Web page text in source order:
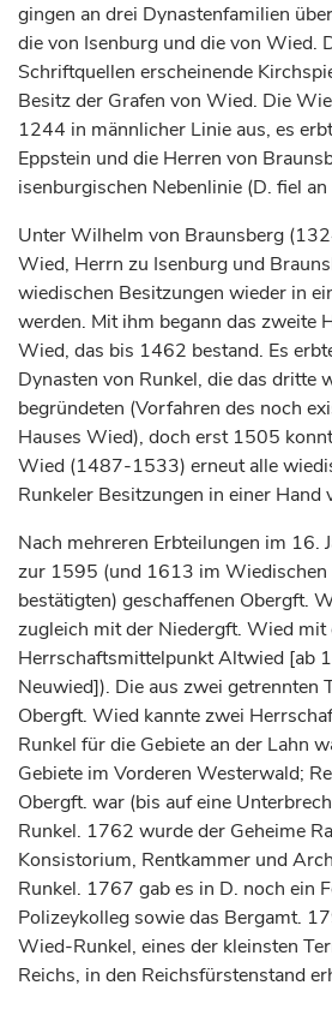
gingen an drei Dynastenfamilien
die von Isenburg und die von Wied.
Schriftquellen erscheinende
Besitz der Grafen von Wied. Die
1244 in männlicher Linie aus, es
Eppstein und die Herren von
isenburgischen Nebenlinie (D. fiel an
Unter Wilhelm von Braunsberg
Wied, Herrn zu Isenburg und
wiedischen Besitzungen wieder in
werden. Mit ihm begann das zweite
Wied, das bis 1462 bestand. Es
Dynasten von Runkel, die das dritte
begründeten (Vorfahren des noch
Hauses Wied), doch erst 1505
Wied (1487-1533) erneut alle
Runkeler Besitzungen in einer Hand
Nach mehreren Erbteilungen im 16.
zur 1595 (und 1613 im Wiedischen
bestätigten) geschaffenen Obergft.
zugleich mit der Niedergft. Wied mit
Herrschaftsmittelpunkt Altwied [ab
Neuwied]). Die aus zwei getrennten
Obergft. Wied kannte zwei
Runkel für die Gebiete an der Lahn
Gebiete im Vorderen Westerwald;
Obergft. war (bis auf eine
Runkel. 1762 wurde der Geheime
Konsistorium, Rentkammer und
Runkel. 1767 gab es in D. noch ein
Polizeykolleg sowie das Bergamt.
Wied-Runkel, eines der kleinsten
Reichs, in den Reichsfürstenstand